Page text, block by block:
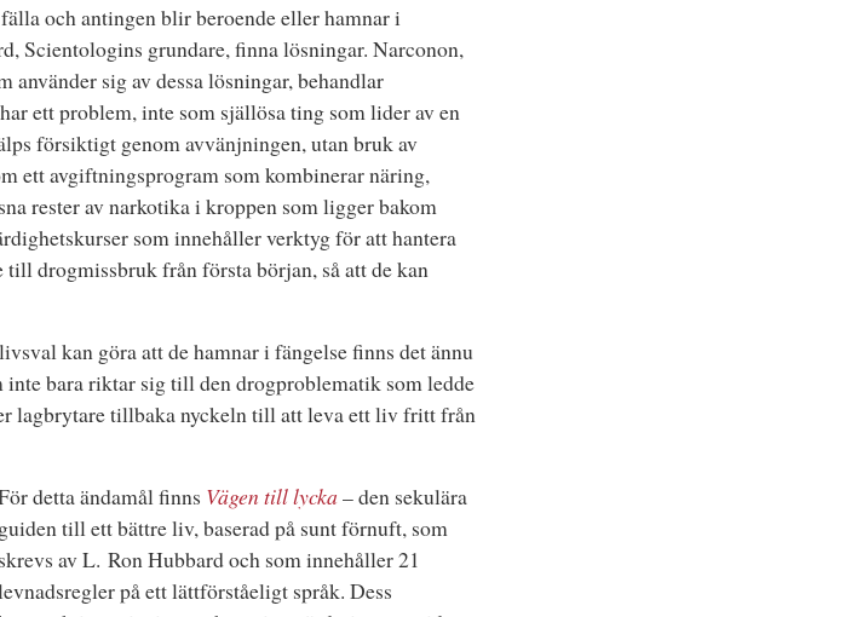
och antingen blir beroende eller hamnar i
Scientologins grundare, finna lösningar. Narconon,
sig av dessa lösningar, behandlar
ett problem, inte som själlösa ting som lider av en
försiktigt genom avvänjningen, utan bruk av
ett avgiftningsprogram som kombinerar näring,
rester av narkotika i kroppen som ligger bakom
som innehåller verktyg för att hantera
till drogmissbruk från första början, så att de kan
kan göra att de hamnar i fängelse finns det ännu
bara riktar sig till den drogproblematik som ledde
lagbrytare tillbaka nyckeln till att leva ett liv fritt från
detta ändamål finns Vägen till lycka – den sekulära
guiden till ett bättre liv, baserad på sunt förnuft, som
skrevs av L. Ron Hubbard och som innehåller 21
på ett lättförståeligt språk. Dess